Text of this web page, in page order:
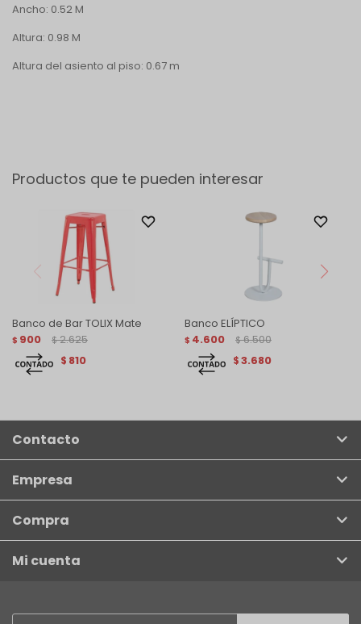
Ancho: 0.52 M
Altura: 0.98 M
Altura del asiento al piso: 0.67 m
Productos que te pueden interesar
Banco de Bar TOLIX Mate
$ 900 $ 2.625
$ 810
Banco ELÍPTICO
$ 4.600 $ 6.500
$3.680
Contacto
Empresa
Compra
Mi cuenta